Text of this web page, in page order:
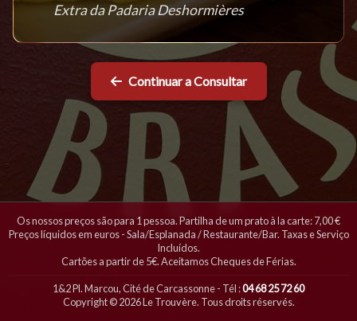
Extra da Padaria Deshormières
Continuar a Consultar
Os nossos preços são para 1 pessoa. Partilha de um prato à la carte: 7,00 €
Preços líquidos em euros - Sala/Esplanada / Restaurante/Bar. Taxas e Serviço
Incluídos.
Cartões a partir de 5€. Aceitamos Cheques de Férias.
1&2 Pl. Marcou, Cité de Carcassonne - Tél :04 68 25 72 60
Copyright © 2026 Le Trouvère. Tous droits réservés.